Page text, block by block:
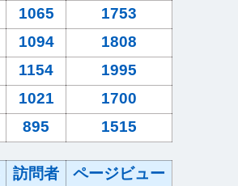
1065
1753
1094
1808
1154
1995
1021
1700
895 1515
訪問者
ページビュー